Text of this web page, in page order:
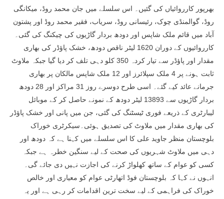
بھرپور کارروائیاں کی گئیں۔ اس سلسلے میں جان محمد روڈ، میکانگی
روڈ، گوالمنڈی چوک، رئیسانی روڈ، سریاب، فقیر محمد روڈ اور پشتون
آباد میں قائم ملک شاپس اور دودھ بردار گاڑیوں کی چیکنگ کی گئی۔
کارروائیوں کے دوران 1620 لیٹر ناقص دودھ، خشک پاؤڈر کی بھاری
مقدار اور پاؤڈر سے تیار کردہ 350 کلو دہی تلف کر دیا گیا جبکہ ملاوٹ
ثابت ہونے پر 4 ملک سپلائرز اور 12 ملک شاپس مالکان پر بھاری
جرمانے عائد کیے گئے۔ اسی طرح دوسرے روز 31 مراکز اور 28 دودھ
بردار گاڑیوں سے 13893 لیٹر دودھ کے نمونے حاصل کر کے موبائل
لیبارٹری کے ذریعے فوری ٹیسٹنگ کی گئی، جن میں پانی اور خشک پاؤڈر
کی بھاری مقدار میں ملاوٹ کی تصدیق ہوئی۔سیکرٹری خوراک
بلوچستان منظر جاوید علی کا اس سلسلے میں کہنا ہے کہ دودھ اور
دہی میں ملاوٹ شہریوں کی صحت کے لیے سنگین خطرہ ہے جبکہ
کسی کو عوام کے ساتھ کھلواڑ کرنے کی اجازت نہیں دی جائے گی۔
انہوں نے کہا کہ بلوچستان فوڈ اتھارٹی عوام کو معیاری اور خالص
خوراک کی فراہمی کے لیے سخت ترین اقدامات کر رہی ہے اور یہ